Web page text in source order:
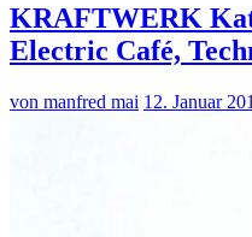
KRAFTWERK
Electric Café,
von manfred mai 12. Januar